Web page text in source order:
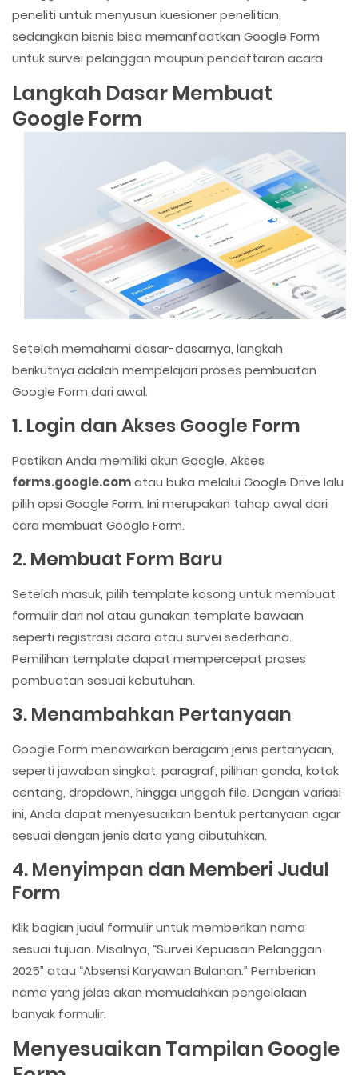
peneliti untuk menyusun kuesioner penelitian,
sedangkan bisnis bisa memanfaatkan Google Form
untuk survei pelanggan maupun pendaftaran acara.
Langkah Dasar Membuat
Google Form
Setelah memahami dasar-dasarnya, langkah
berikutnya adalah mempelajari proses pembuatan
Google Form dari awal.
1. Login dan Akses Google Form
Pastikan Anda memiliki akun Google. Akses
forms.google.comatau buka melalui Google Drive lalu
pilih opsi Google Form. Ini merupakan tahap awal dari
cara membuat Google Form.
2. Membuat Form Baru
Setelah masuk, pilih template kosong untuk membuat
formulir dari nol atau gunakan template bawaan
seperti registrasi acara atau survei sederhana.
Pemilihan template dapat mempercepat proses
pembuatan sesuai kebutuhan.
3. Menambahkan Pertanyaan
Google Form menawarkan beragam jenis pertanyaan,
seperti jawaban singkat, paragraf, pilihan ganda, kotak
centang, dropdown, hingga unggah file. Dengan variasi
ini, Anda dapat menyesuaikan bentuk pertanyaan agar
sesuai dengan jenis data yang dibutuhkan.
4. Menyimpan dan Memberi Judul
Form
Klik bagian judul formulir untuk memberikan nama
sesuai tujuan. Misalnya, “Survei Kepuasan Pelanggan
2025” atau “Absensi Karyawan Bulanan.” Pemberian
nama yang jelas akan memudahkan pengelolaan
banyak formulir.
Menyesuaikan Tampilan Google